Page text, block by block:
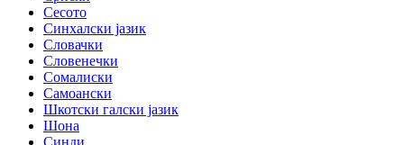
Сесото
Синхалски јазик
Словачки
Словенечки
Сомалиски
Самоански
Шкотски галски јазик
Шона